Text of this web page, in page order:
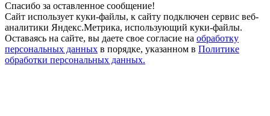
Спасибо за оставленное сообщение!
Сайт использует куки-файлы, к сайту подключен сервис веб-
аналитики Яндекс.Метрика, использующий куки-файлы.
Оставаясь на сайте, вы даете свое согласие на обработку
персональных данных в порядке, указанном в Политике
обработки персональных данных.